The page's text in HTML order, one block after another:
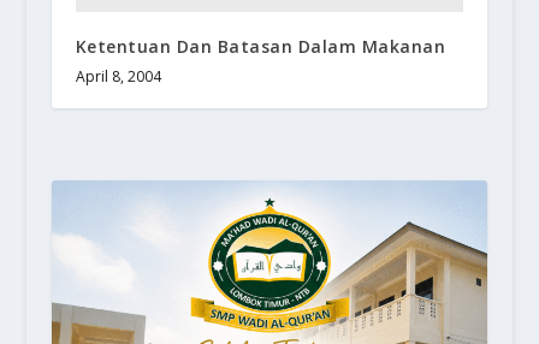
Ketentuan Dan Batasan Dalam Makanan
April 8, 2004